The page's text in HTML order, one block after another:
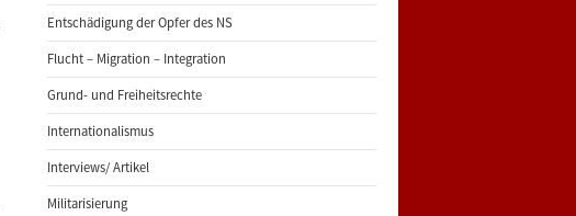
Entschädigung der Opfer des NS
Flucht – Migration – Integration
Grund- und Freiheitsrechte
Internationalismus
Interviews/ Artikel
Militarisierung